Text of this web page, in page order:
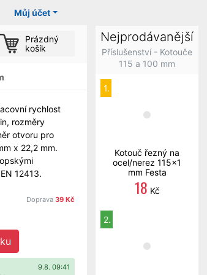
Můj účet
Prázdný
košík
rychlost
rozměry
otvoru pro
x 22,2 mm.
12413.
Doprava 39 Kč
9.8. 09:41
Nejprodávanější
Příslušenství - Kotouče
115 a 100 mm
1.
Kotouč řezný na
ocel/nerez 115x1
mm Festa
18 Kč
2.